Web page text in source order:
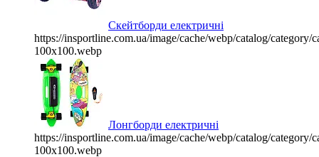
Скейтборди електричні
https://insportline.com.ua/image/cache/webp/catalog/category/
100x100.webp
Лонгборди електричні
https://insportline.com.ua/image/cache/webp/catalog/category/
100x100.webp